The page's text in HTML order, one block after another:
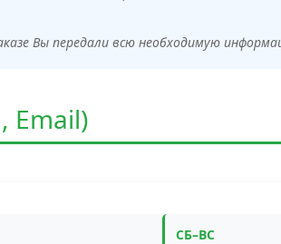
Вы передали всю необходимую
Email)
СБ–ВС